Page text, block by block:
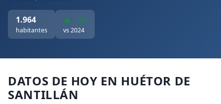
1.964
habitantes
▲ +26
vs 2024
DATOS DE HOY EN HUÉTOR DE
SANTILLÁN